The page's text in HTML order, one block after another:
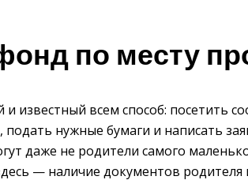
по месту
известный всем способ: посетить
нужные бумаги и написать
даже не родители самого
— наличие документов родителя